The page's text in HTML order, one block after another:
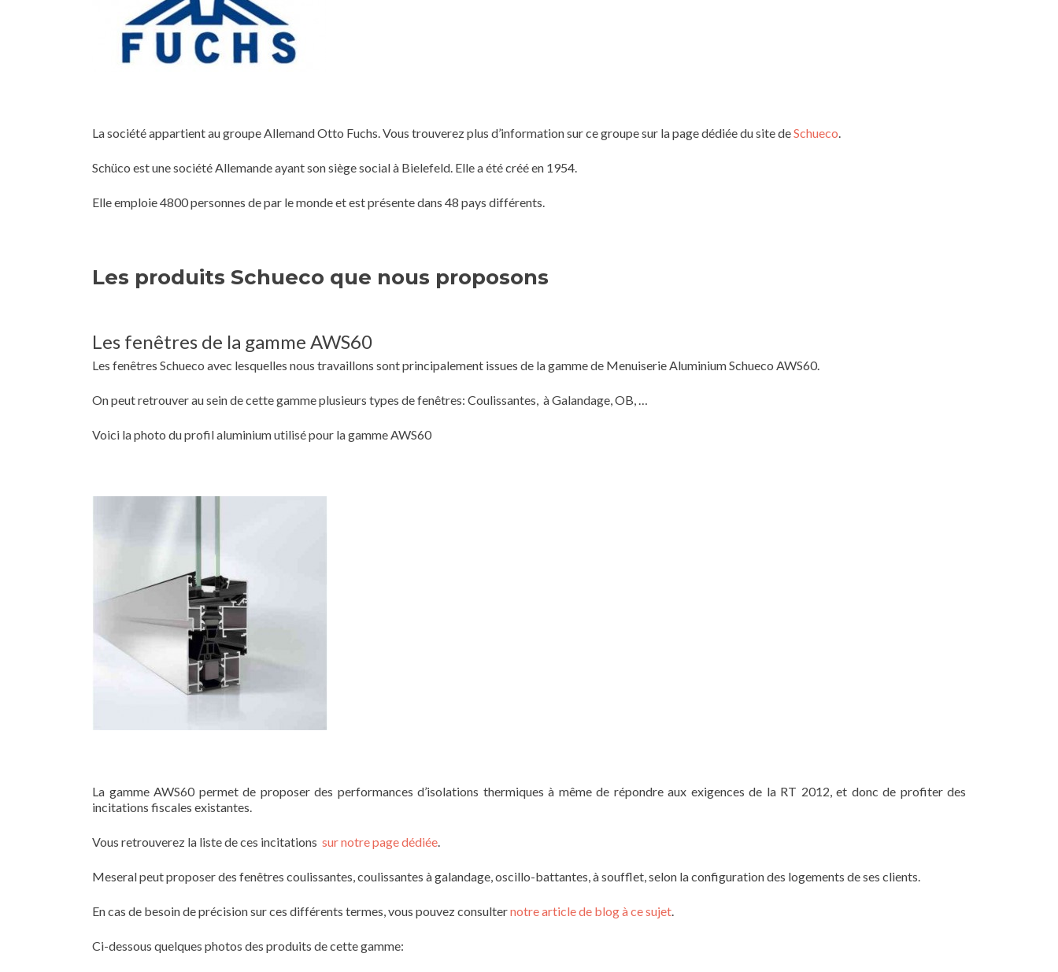
La société appartient au groupe Allemand Otto Fuchs. Vous trouverez plus d’information sur ce groupe sur la page dédiée du site deSchueco.
Schüco est une société Allemande ayant son siège social à Bielefeld. Elle a été créé en 1954.
Elle emploie 4800 personnes de par le monde et est présente dans 48 pays différents.
Les produits Schueco que nous proposons
Les fenêtres de la gamme AWS60
Les fenêtres Schueco avec lesquelles nous travaillons sont principalement issues de la gamme de Menuiserie Aluminium Schueco AWS60.
On peut retrouver au sein de cette gamme plusieurs types de fenêtres: Coulissantes, à Galandage, OB, …
Voici la photo du profil aluminium utilisé pour la gamme AWS60
La gamme AWS60 permet de proposer des performances d’isolations thermiques à même de répondre aux exigences de la RT 2012, et donc de profiter des
incitations fiscales existantes.
Vous retrouverez la liste de ces incitations sur notre page dédiée.
Meseral peut proposer des fenêtres coulissantes, coulissantes à galandage, oscillo-battantes, à soufflet, selon la configuration des logements de ses clients.
En cas de besoin de précision sur ces différents termes, vous pouvez consulternotre article de blog à ce sujet.
Ci-dessous quelques photos des produits de cette gamme: